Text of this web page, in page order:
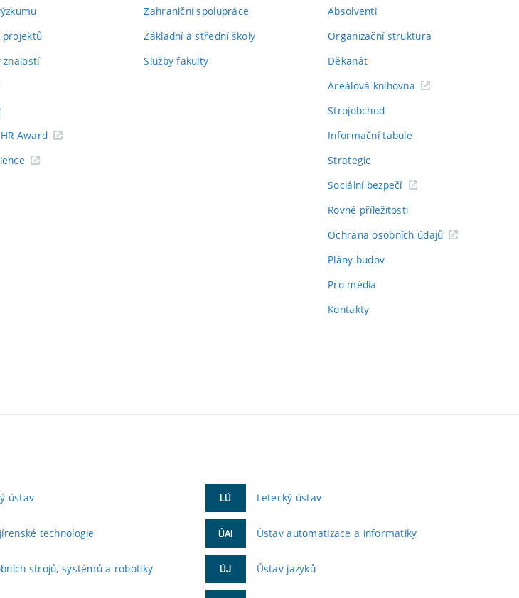
projektů
znalostí
Award
Zahraniční spolupráce
Základní a střední školy
Služby fakulty
Absolventi
Organizační struktura
Děkanát
Areálová knihovna
Strojobchod
Informační tabule
Strategie
Sociální bezpečí
Rovné příležitosti
Ochrana osobních údajů
Plány budov
Pro média
Kontakty
ústav
technologie
strojů, systémů a robotiky
LÚ Letecký ústav
ÚAI Ústav automatizace a informatiky
ÚJ Ústav jazyků